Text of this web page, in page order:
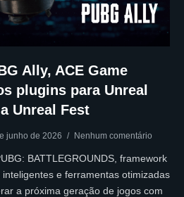
Ally, ACE Game
plugins para Unreal
Unreal Fest
junho de 2026 Nenhum comentário
BATTLEGROUNDS, framework
e ferramentas otimizadas
a próxima geração de jogos com